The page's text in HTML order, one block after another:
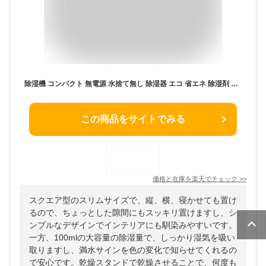
除湿機 コンパクト 無電源 水捨て無し 除湿器 エコ 省エネ 除湿剤 繰り返し使える 押入れ クローゼット 靴箱 タンス 乾燥剤 ミニ 小型 吊り下げ 静音 静か 湿気 カビ 対策 ＜基本セット＋除湿ユニット2個＞【30日間返金保証】【沖縄配送不可】
この商品をサイトでみる
価格と在庫を楽天でチェック >>
スクエア型のスリムサイズで、縦、横、寝かせても置け
るので、ちょっとした隙間にもスッキリ置けますし、シ
ンプルなデザインでインテリアにも馴染みやすいです。
一方、100mlの大容量の除湿量で、しっかり湿気を吸い
取りますし、満水サインを色の変化で知らせてくれるの
で安心です。乾燥スタンドで乾燥させることで、何度も